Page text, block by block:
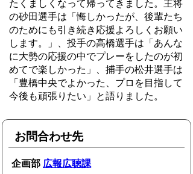
たくましくなって帰ってきました。主将
の砂田選手は「悔しかったが、後輩たち
のためにも引き続き応援よろしくお願い
します。」、投手の高橋選手は「あんな
に大勢の応援の中でプレーをしたのが初
めてで楽しかった」、捕手の松井選手は
「豊橋中央でよかった、プロを目指して
今後も頑張りたい」と語りました。
お問合わせ先
企画部 広報広聴課